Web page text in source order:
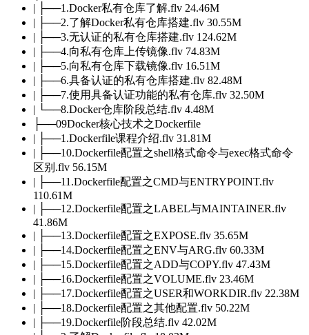
| ├──1.Docker私有仓库了解.flv 24.46M
| ├──2.了解Docker私有仓库搭建.flv 30.55M
| ├──3.无认证的私有仓库搭建.flv 124.62M
| ├──4.向私有仓库上传镜像.flv 74.83M
| ├──5.向私有仓库下载镜像.flv 16.51M
| ├──6.具备认证的私有仓库搭建.flv 82.48M
| ├──7.使用具备认证功能的私有仓库.flv 32.50M
| └──8.Docker仓库阶段总结.flv 4.48M
├──09Docker核心技术之Dockerfile
| ├──1.Dockerfile课程介绍.flv 31.81M
| ├──10.Dockerfile配置之shell格式命令与exec格式命令
区别.flv 56.15M
| ├──11.Dockerfile配置之CMD与ENTRYPOINT.flv
110.61M
| ├──12.Dockerfile配置之LABEL与MAINTAINER.flv
41.86M
| ├──13.Dockerfile配置之EXPOSE.flv 35.65M
| ├──14.Dockerfile配置之ENV与ARG.flv 60.33M
| ├──15.Dockerfile配置之ADD与COPY.flv 47.43M
| ├──16.Dockerfile配置之VOLUME.flv 23.46M
| ├──17.Dockerfile配置之USER和WORKDIR.flv 22.38M
| ├──18.Dockerfile配置之其他配置.flv 50.22M
| ├──19.Dockerfile阶段总结.flv 42.02M